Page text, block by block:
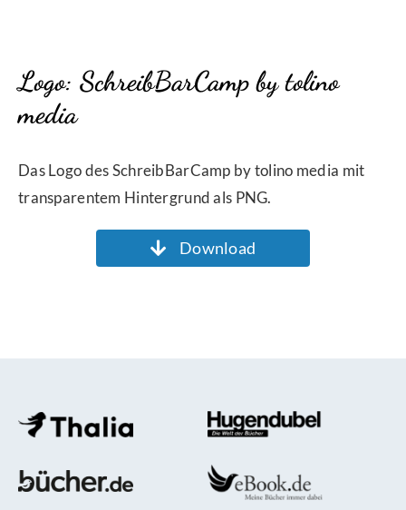
Logo: SchreibBarCamp by tolino
media
Das Logo des SchreibBarCamp by tolino media mit
transparentem Hintergrund als PNG.
Download